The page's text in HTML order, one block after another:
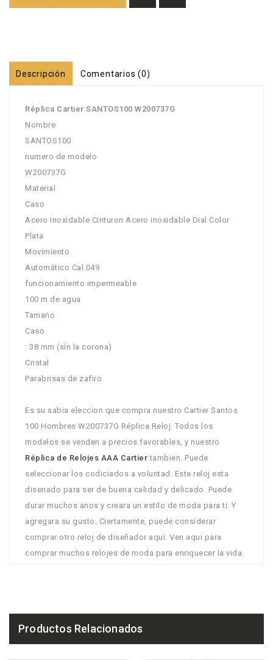
Descripción Comentarios (0)
Réplica Cartier SANTOS100 W200737G
Nombre
SANTOS100
numero de modelo
W200737G
Material
Caso
Acero inoxidable Cinturon Acero inoxidable Dial Color
Plata
Movimiento
Automático Cal.049
funcionamiento impermeable
100 m de agua
Tamano
Caso
: 38 mm (sín la corona)
Cristal
Parabrisas de zafiro
Es su sabia eleccion que compra nuestro Cartier Santos
100 Hombres W200737G Réplica Reloj. Todos los
modelos se venden a precios favorables, y nuestro
Réplica de Relojes AAA Cartiertambien. Puede
seleccionar los codiciados a voluntad. Este reloj esta
disenado para ser de buena calidad y delicado. Puede
durar muchos anos y creara un estilo de moda para ti. Y
agregara su gusto. Ciertamente, puede consíderar
comprar otro reloj de diseñador aqui. Ven aqui para
comprar muchos relojes de moda para enriquecer la vida.
Productos Relacionados